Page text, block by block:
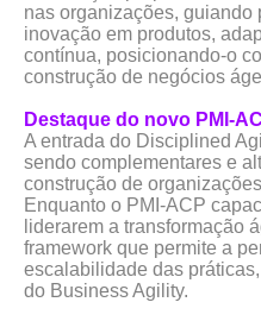
nas organizações, guiando
inovação em produtos,
contínua, posicionando-o
construção de negócios
Destaque do novo PMI-
A entrada do Disciplined
sendo complementares e
construção de
Enquanto o PMI-ACP
liderarem a transformação
framework que permite a
escalabilidade das
do Business Agility.